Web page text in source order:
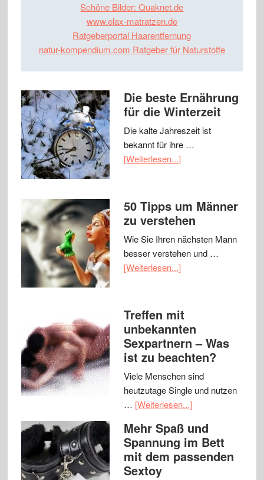
Schöne Bilder: Quaknet.de
www.elax-matratzen.de
Ratgeberportal Haarentfernung
natur-kompendium.com Ratgeber für Naturstoffe
Die beste Ernährung
für die Winterzeit
Die kalte Jahreszeit ist
bekannt für ihre …
[Weiterlesen...]
50 Tipps um Männer
zu verstehen
Wie Sie Ihren nächsten Mann
besser verstehen und …
[Weiterlesen...]
Treffen mit
unbekannten
Sexpartnern – Was
ist zu beachten?
Viele Menschen sind
heutzutage Single und nutzen
… [Weiterlesen...]
Mehr Spaß und
Spannung im Bett
mit dem passenden
Sextoy